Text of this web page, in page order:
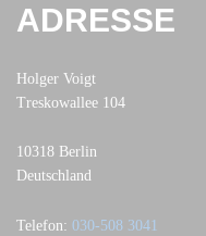
ADRESSE
Holger Voigt
Treskowallee 104
10318 Berlin
Deutschland
Telefon: 030-508 3041